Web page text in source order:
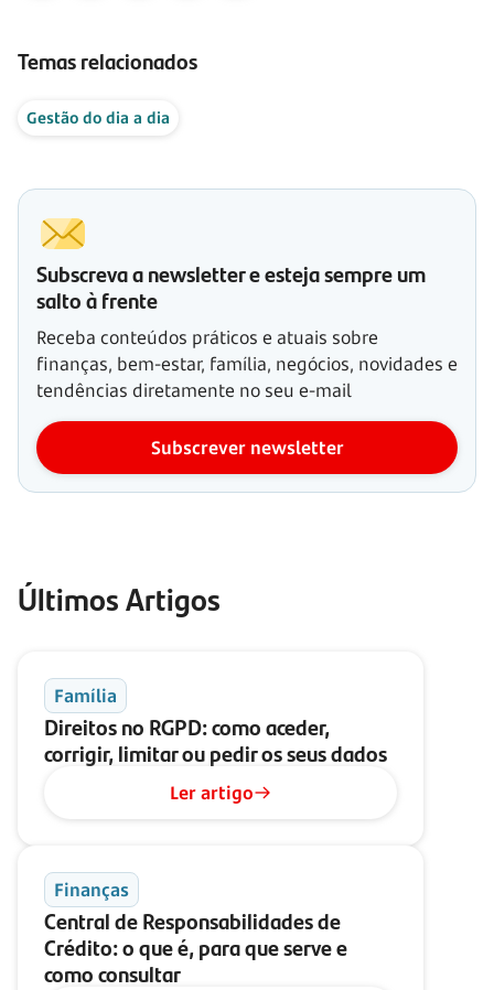
Temas relacionados
Gestão do dia a dia
Subscreva a newsletter e esteja sempre um
salto à frente
Receba conteúdos práticos e atuais sobre
finanças, bem-estar, família, negócios, novidades e
tendências diretamente no seu e-mail
Subscrever newsletter
Últimos Artigos
Família
Direitos no RGPD: como aceder,
corrigir, limitar ou pedir os seus dados
Ler artigo
Finanças
Central de Responsabilidades de
Crédito: o que é, para que serve e
como consultar